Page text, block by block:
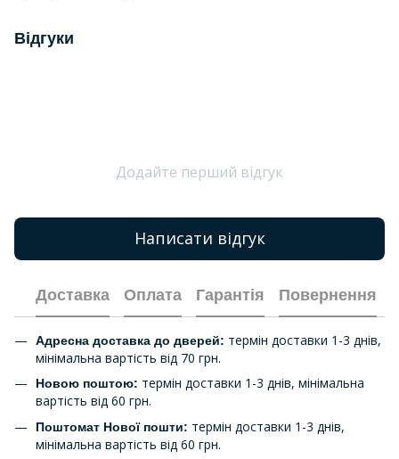
Відгуки
Додайте перший відгук
Написати відгук
Доставка Оплата Гарантія Повернення
Адресна доставка до дверей: термін доставки 1-3 днів,
мінімальна вартість від 70 грн.
Новою поштою: термін доставки 1-3 днів, мінімальна
вартість від 60 грн.
Поштомат Нової пошти: термін доставки 1-3 днів,
мінімальна вартість від 60 грн.